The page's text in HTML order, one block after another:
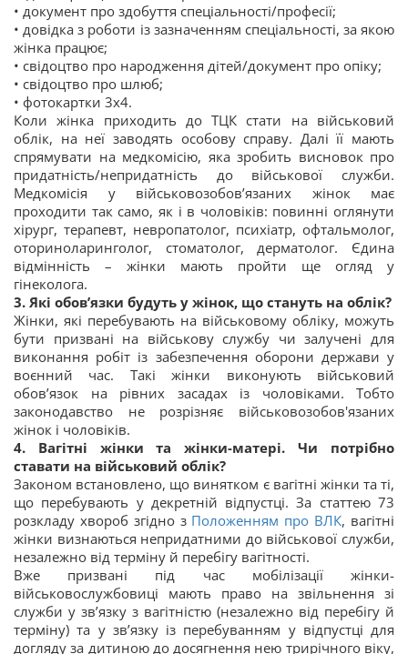
• документ про здобуття спеціальності/професії;
• довідка з роботи із зазначенням спеціальності, за якою
жінка працює;
• свідоцтво про народження дітей/документ про опіку;
• свідоцтво про шлюб;
• фотокартки 3х4.
Коли жінка приходить до ТЦК стати на військовий
облік, на неї заводять особову справу. Далі її мають
спрямувати на медкомісію, яка зробить висновок про
придатність/непридатність до військової служби.
Медкомісія у військовозобов’язаних жінок має
проходити так само, як і в чоловіків: повинні оглянути
хірург, терапевт, невропатолог, психіатр, офтальмолог,
оториноларинголог, стоматолог, дерматолог. Єдина
відмінність – жінки мають пройти ще огляд у
гінеколога.
3. Які обов’язки будуть у жінок, що стануть на облік?
Жінки, які перебувають на військовому обліку, можуть
бути призвані на військову службу чи залучені для
виконання робіт із забезпечення оборони держави у
воєнний час. Такі жінки виконують військовий
обов’язок на рівних засадах із чоловіками. Тобто
законодавство не розрізняє військовозобов'язаних
жінок і чоловіків.
4. Вагітні жінки та жінки-матері. Чи потрібно
ставати на військовий облік?
Законом встановлено, що винятком є вагітні жінки та ті,
що перебувають у декретній відпустці. За статтею 73
розкладу хвороб згідно з Положенням про ВЛК, вагітні
жінки визнаються непридатними до військової служби,
незалежно від терміну й перебігу вагітності.
Вже призвані під час мобілізації жінки-
військовослужбовиці мають право на звільнення зі
служби у зв’язку з вагітністю (незалежно від перебігу й
терміну) та у зв’язку із перебуванням у відпустці для
догляду за дитиною до досягнення нею трирічного віку,